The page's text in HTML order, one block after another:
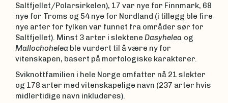
Saltfjellet/Polarsirkelen), 17 var nye for Finnmark, 68
nye for Troms og 54 nye for Nordland (i tillegg ble fire
nye arter for fylken var funnet fra områder sør for
Saltfjellet). Minst 3 arter i slektene Dasyhelea og
Mallochohelea ble vurdert til å være ny for
vitenskapen, basert på morfologiske karakterer.
Sviknottfamilien i hele Norge omfatter nå 21 slekter
og 178 arter med vitenskapelige navn (237 arter hvis
midlertidige navn inkluderes).